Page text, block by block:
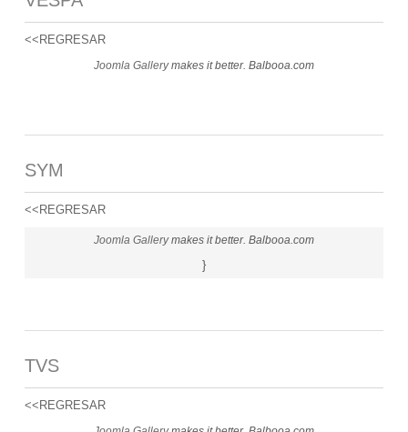
<<REGRESAR
Joomla Gallerymakes it better. Balbooa.com
SYM
<<REGRESAR
Joomla Gallerymakes it better. Balbooa.com
}
TVS
<<REGRESAR